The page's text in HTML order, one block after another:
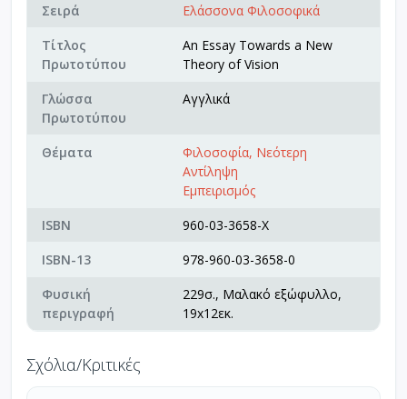
Σειρά
Ελάσσονα Φιλοσοφικά
Τίτλος
Πρωτοτύπου
An Essay Towards a New
Theory of Vision
Γλώσσα
Πρωτοτύπου
Αγγλικά
Θέματα
Φιλοσοφία, Νεότερη
Αντίληψη
Εμπειρισμός
ISBN
960-03-3658-X
ISBN-13
978-960-03-3658-0
Φυσική
περιγραφή
229σ., Μαλακό εξώφυλλο,
19x12εκ.
Σχόλια/Κριτικές